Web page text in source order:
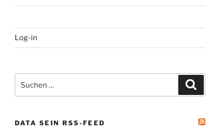
Log-in
nach:
DATA SEIN RSS-FEED